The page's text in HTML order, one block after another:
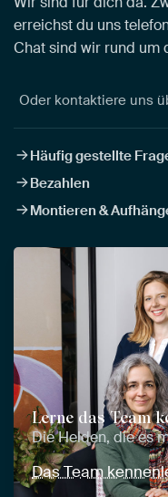
erreichst du uns
Chat sind wir rund um
Oder kontaktiere uns
Häufig gestellte
Bezahlen
Montieren &
Lerne das Team
Die Helden, die es
Das Team